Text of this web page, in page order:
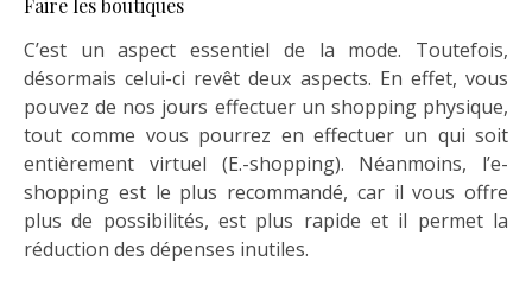
Faire les boutiques
C’est un aspect essentiel de la mode. Toutefois,
désormais celui-ci revêt deux aspects. En effet, vous
pouvez de nos jours effectuer un shopping physique,
tout comme vous pourrez en effectuer un qui soit
entièrement virtuel (E.-shopping). Néanmoins, l’e-
shopping est le plus recommandé, car il vous offre
plus de possibilités, est plus rapide et il permet la
réduction des dépenses inutiles.